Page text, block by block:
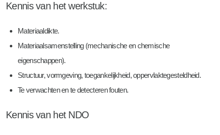
Kennis van het werkstuk:
Materiaaldikte.
Materiaalsamenstelling (mechanische en chemische
eigenschappen).
Structuur, vormgeving, toegankelijkheid, oppervlaktegesteldheid.
Te verwachten en te detecteren fouten.
Kennis van het NDO